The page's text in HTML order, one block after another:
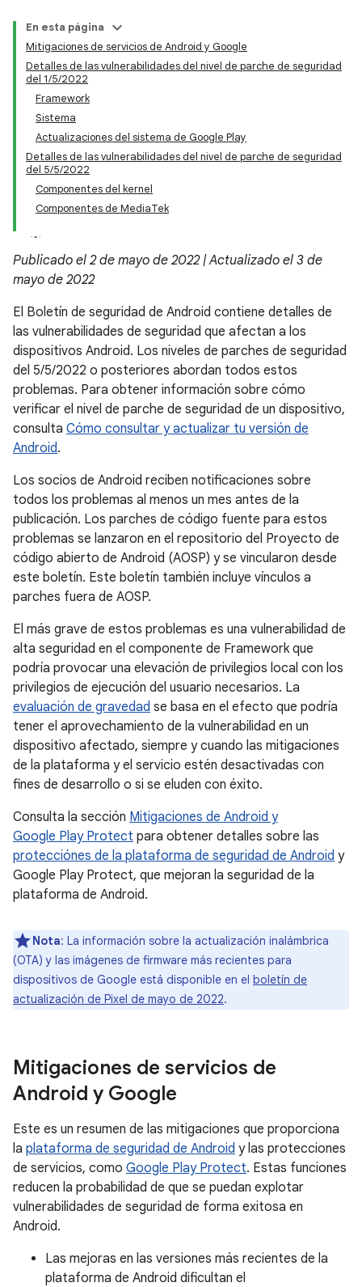
En esta página
Mitigaciones de servicios de Android y Google
Detalles de las vulnerabilidades del nivel de parche de seguridad
del 1/5/2022
Framework
Sistema
Actualizaciones del sistema de Google Play
Detalles de las vulnerabilidades del nivel de parche de seguridad
del 5/5/2022
Componentes del kernel
Componentes de MediaTek
Publicado el 2 de mayo de 2022 | Actualizado el 3 de
mayo de 2022
El Boletín de seguridad de Android contiene detalles de
las vulnerabilidades de seguridad que afectan a los
dispositivos Android. Los niveles de parches de seguridad
del 5/5/2022 o posteriores abordan todos estos
problemas. Para obtener información sobre cómo
verificar el nivel de parche de seguridad de un dispositivo,
consulta Cómo consultar y actualizar tu versión de
Android.
Los socios de Android reciben notificaciones sobre
todos los problemas al menos un mes antes de la
publicación. Los parches de código fuente para estos
problemas se lanzaron en el repositorio del Proyecto de
código abierto de Android (AOSP) y se vincularon desde
este boletín. Este boletín también incluye vínculos a
parches fuera de AOSP.
El más grave de estos problemas es una vulnerabilidad de
alta seguridad en el componente de Framework que
podría provocar una elevación de privilegios local con los
privilegios de ejecución del usuario necesarios. La
evaluación de gravedad se basa en el efecto que podría
tener el aprovechamiento de la vulnerabilidad en un
dispositivo afectado, siempre y cuando las mitigaciones
de la plataforma y el servicio estén desactivadas con
fines de desarrollo o si se eluden con éxito.
Consulta la sección Mitigaciones de Android y
Google Play Protect para obtener detalles sobre las
protecciónes de la plataforma de seguridad de Android y
Google Play Protect, que mejoran la seguridad de la
plataforma de Android.
Nota: La información sobre la actualización inalámbrica
(OTA) y las imágenes de firmware más recientes para
dispositivos de Google está disponible en el boletín de
actualización de Pixel de mayo de 2022.
Mitigaciones de servicios de
Android y Google
Este es un resumen de las mitigaciones que proporciona
la plataforma de seguridad de Android y las protecciones
de servicios, como Google Play Protect. Estas funciones
reducen la probabilidad de que se puedan explotar
vulnerabilidades de seguridad de forma exitosa en
Android.
Las mejoras en las versiones más recientes de la
plataforma de Android dificultan el